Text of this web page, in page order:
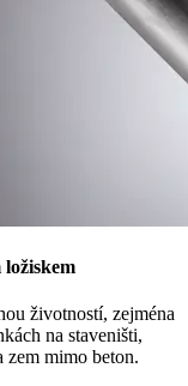
životností, zejména
na staveništi,
zem mimo beton.